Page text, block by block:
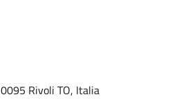
Rivoli TO, Italia